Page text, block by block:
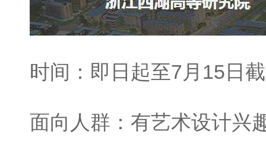
时间：即日起至7月15日
面向人群：有艺术设计兴